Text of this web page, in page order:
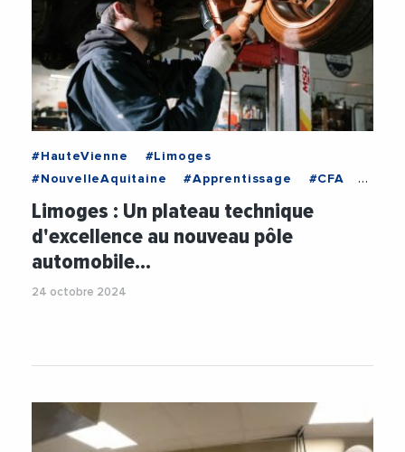
#HauteVienne
#Limoges
#NouvelleAquitaine
#Apprentissage
#CFA
#CMANouvelleAquitaine
#EmploiFormation
#Formation
#FormationProfessionnelle
#Insertion
#RegionNouvelleAquitaine
Limoges : Un plateau technique
d'excellence au nouveau pôle
automobile…
24 octobre 2024